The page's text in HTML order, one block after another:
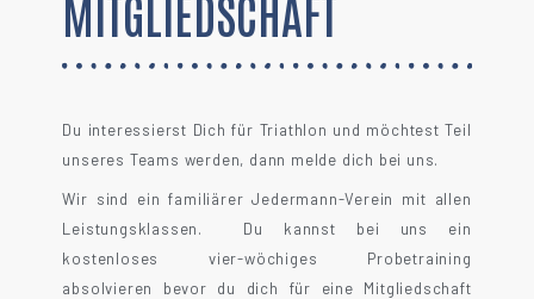
MITGLIEDSCHAFT
Du interessierst Dich für Triathlon und möchtest Teil
unseres Teams werden, dann melde dich bei uns.
Wir sind ein familiärer Jedermann-Verein mit allen
Leistungsklassen. Du kannst bei uns ein
kostenloses vier-wöchiges Probetraining
absolvieren bevor du dich für eine Mitgliedschaft